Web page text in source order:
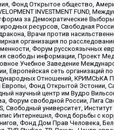
Фонд Открытое общество,
INVESTMENT FUND,
за Демократические
ресурсов, Свободная
Врачи против
организация по
Форум русскоязычных
информации, Проект
Учебное Заведение
Европейская сеть
Отношений, КРИМСЬКА
Фонд Открытой Эстонии,
научный центр им Вудро
Форум свободной России, Лига
университет,
Интернешнл, Фонд борьбы с
Фонд Дом Прав Человека,